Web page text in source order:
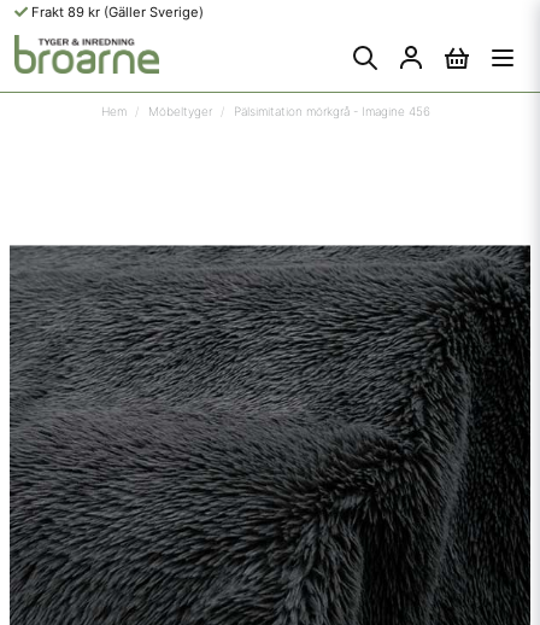
Frakt 89 kr (Gäller Sverige)
Hem Möbeltyger Pälsimitation mörkgrå - Imagine 456